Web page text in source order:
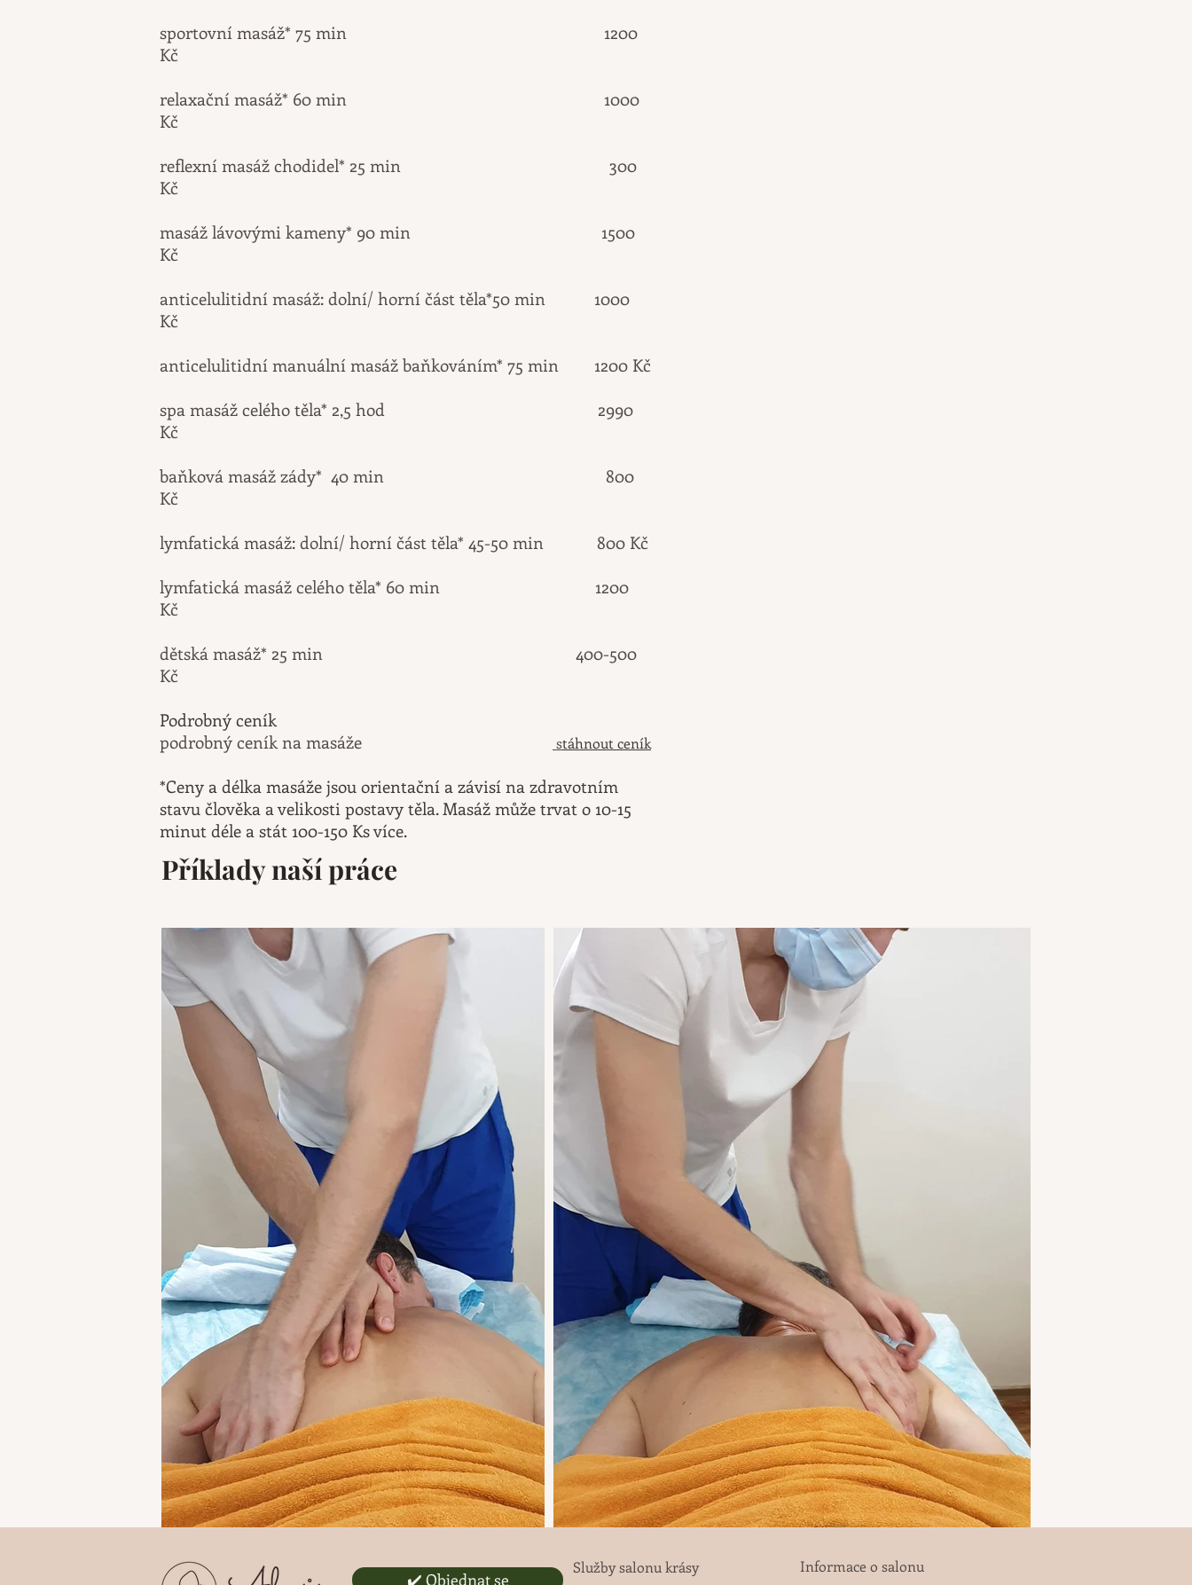
sportovní masáž* 75 min 1200
Kč
relaxační masáž* 60 min 1000
Kč
reflexní masáž chodidel* 25 min 300
Kč
masáž lávovými kameny* 90 min 1500
Kč
anticelulitidní masáž: dolní/ horní část těla*50 min 1000
Kč
anticelulitidní manuální masáž baňkováním* 75 min 1200 Kč
spa masáž celého těla* 2,5 hod 2990
Kč
baňková masáž zády* 40 min 800
Kč
lymfatická masáž: dolní/ horní část těla* 45-50 min 800 Kč
lymfatická masáž celého těla* 60 min
1200
Kč
dětská masáž* 25 min 400-500
Kč
Podrobný ceník
podrobný ceník na masáže
stáhnout ceník
*Ceny a délka masáže jsou orientační a závisí na zdravotním
stavu člověka a velikosti postavy těla. Masáž může trvat o 10-15
minut déle a stát 100-150 Ks více.
Příklady naší práce
✔️ Objednat se
Služby salonu krásy Informace o salonu